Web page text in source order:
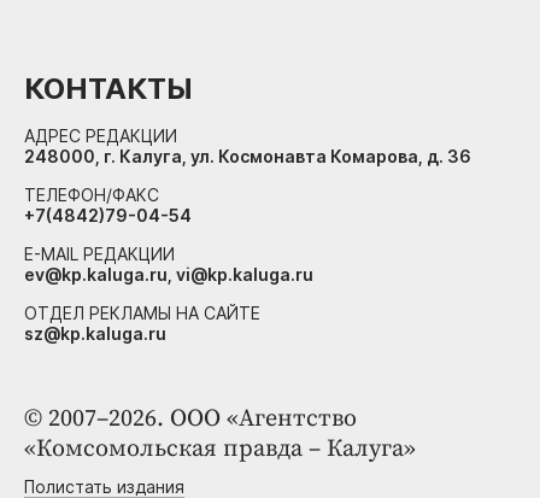
© 2007–2026. ООО «Агентство
«Комсомольская правда – Калуга»
Полистать издания
КОНТАКТЫ
АДРЕС РЕДАКЦИИ
248000, г. Калуга, ул. Космонавта Комарова, д. 36
ТЕЛЕФОН/ФАКС
+7(4842)79-04-54
E-MAIL РЕДАКЦИИ
ev@kp.kaluga.ru, vi@kp.kaluga.ru
ОТДЕЛ РЕКЛАМЫ НА САЙТЕ
sz@kp.kaluga.ru